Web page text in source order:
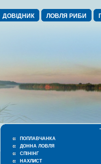
ДОВІДНИК ЛОВЛЯ РИБИ
ПОПЛАВЧАНКА
ДОННА ЛОВЛЯ
СПІНІНГ
НАХЛИСТ